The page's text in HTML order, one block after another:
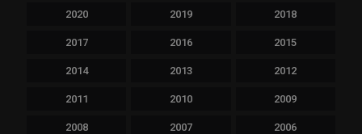
2020 2019 2018
2017 2016 2015
2014 2013 2012
2011 2010 2009
2008 2007 2006